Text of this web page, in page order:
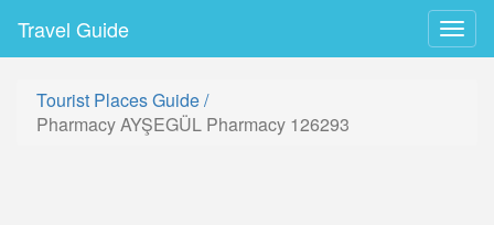
Travel Guide
Tourist Places Guide/
Pharmacy AYŞEGÜL Pharmacy 126293